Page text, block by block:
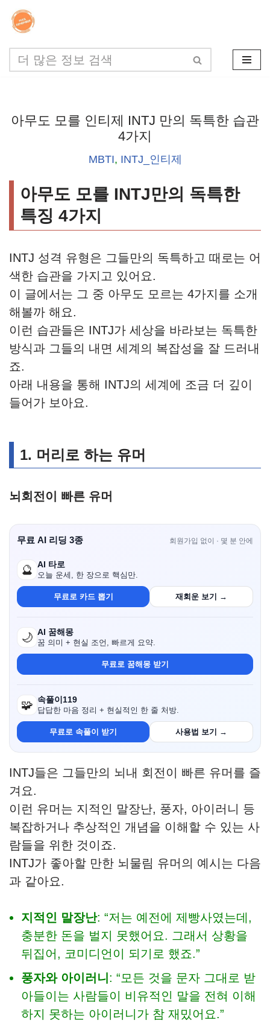
콘
텐
츠
너
아무도 모를 인티제 INTJ 만의 독특한 습관
4가지
MBTI, INTJ_인티제
아무도 모를 INTJ만의 독특한
특징 4가지
INTJ 성격 유형은 그들만의 독특하고 때로는 어
색한 습관을 가지고 있어요.
이 글에서는 그 중 아무도 모르는 4가지를 소개
해볼까 해요.
이런 습관들은 INTJ가 세상을 바라보는 독특한
방식과 그들의 내면 세계의 복잡성을 잘 드러내
죠.
아래 내용을 통해 INTJ의 세계에 조금 더 깊이
들어가 보아요.
1. 머리로 하는 유머
뇌회전이 빠른 유머
무료 AI 리딩 3종 회원가입 없이 · 몇 분 안에
🔮 AI 타로
오늘 운세, 한 장으로 핵심만.
무료로 카드 뽑기 재회운 보기 →
🌙 AI 꿈해몽
꿈 의미 + 현실 조언, 빠르게 요약.
무료로 꿈해몽 받기
🧩 속풀이119
답답한 마음 정리 + 현실적인 한 줄 처방.
무료로 속풀이 받기 사용법 보기 →
INTJ들은 그들만의 뇌내 회전이 빠른 유머를 즐
겨요.
이런 유머는 지적인 말장난, 풍자, 아이러니 등
복잡하거나 추상적인 개념을 이해할 수 있는 사
람들을 위한 것이죠.
INTJ가 좋아할 만한 뇌물림 유머의 예시는 다음
과 같아요.
지적인 말장난: “저는 예전에 제빵사였는데,
충분한 돈을 벌지 못했어요. 그래서 상황을
뒤집어, 코미디언이 되기로 했죠.”
풍자와 아이러니 : “모든 것을 문자 그대로 받
아들이는 사람들이 비유적인 말을 전혀 이해
하지 못하는 아이러니가 참 재밌어요.”